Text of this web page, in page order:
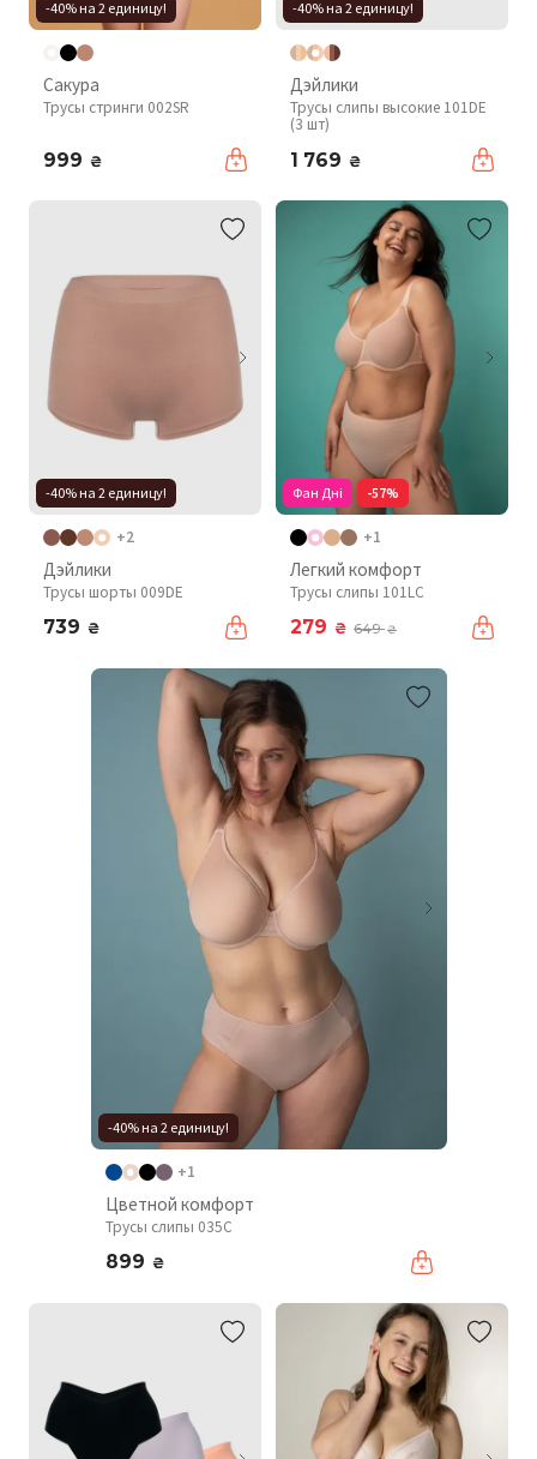
-40% на 2 единицу!
Сакура
Трусы стринги 002SR
999 ₴
-40% на 2 единицу!
Дэйлики
Трусы слипы высокие 101DE
(3 шт)
1 769 ₴
-40% на 2 единицу!
+2
Дэйлики
Трусы шорты 009DE
739 ₴
Фан Дні -57%
+1
Легкий комфорт
Трусы слипы 101LC
279 ₴ 649₴
-40% на 2 единицу!
+1
Цветной комфорт
Трусы слипы 035C
899 ₴